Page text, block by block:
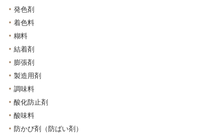
発色剤
着色料
糊料
結着剤
膨張剤
製造用剤
調味料
酸化防止剤
酸味料
防かび剤（防ばい剤）